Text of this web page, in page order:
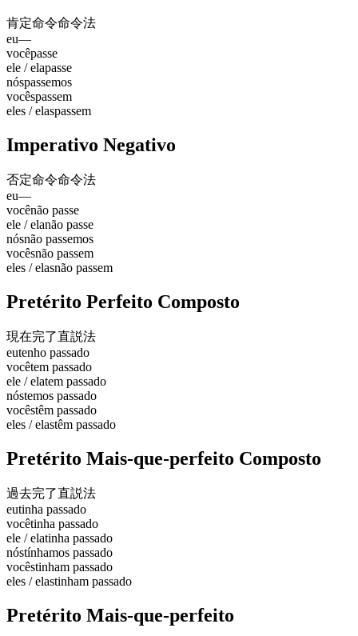
肯定命令命令法
eu—
vocêpasse
ele / elapasse
nóspassemos
vocêspassem
eles / elaspassem
Imperativo Negativo
否定命令命令法
eu—
vocênão passe
ele / elanão passe
nósnão passemos
vocêsnão passem
eles / elasnão passem
Pretérito Perfeito Composto
現在完了直説法
eutenho passado
vocêtem passado
ele / elatem passado
nóstemos passado
vocêstêm passado
eles / elastêm passado
Pretérito Mais-que-perfeito Composto
過去完了直説法
eutinha passado
vocêtinha passado
ele / elatinha passado
nóstínhamos passado
vocêstinham passado
eles / elastinham passado
Pretérito Mais-que-perfeito